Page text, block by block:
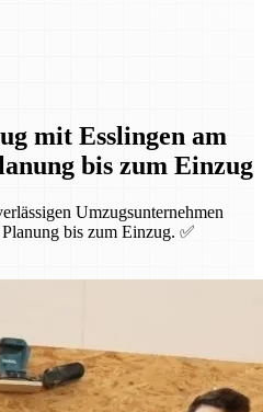
mit Esslingen am
bis zum Einzug
Umzugsunternehmen
bis zum Einzug. ✅